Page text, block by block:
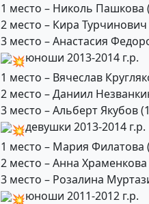
1 место – Николь Пашкова
2 место – Кира Турчинович
3 место – Анастасия
юноши 2013-2014 г.р.
1 место – Вячеслав
2 место – Даниил
3 место – Альберт Якубов
девушки 2013-2014 г.р.
1 место – Мария Филатова
2 место – Анна Храменкова
3 место – Розалина
юноши 2011-2012 г.р.